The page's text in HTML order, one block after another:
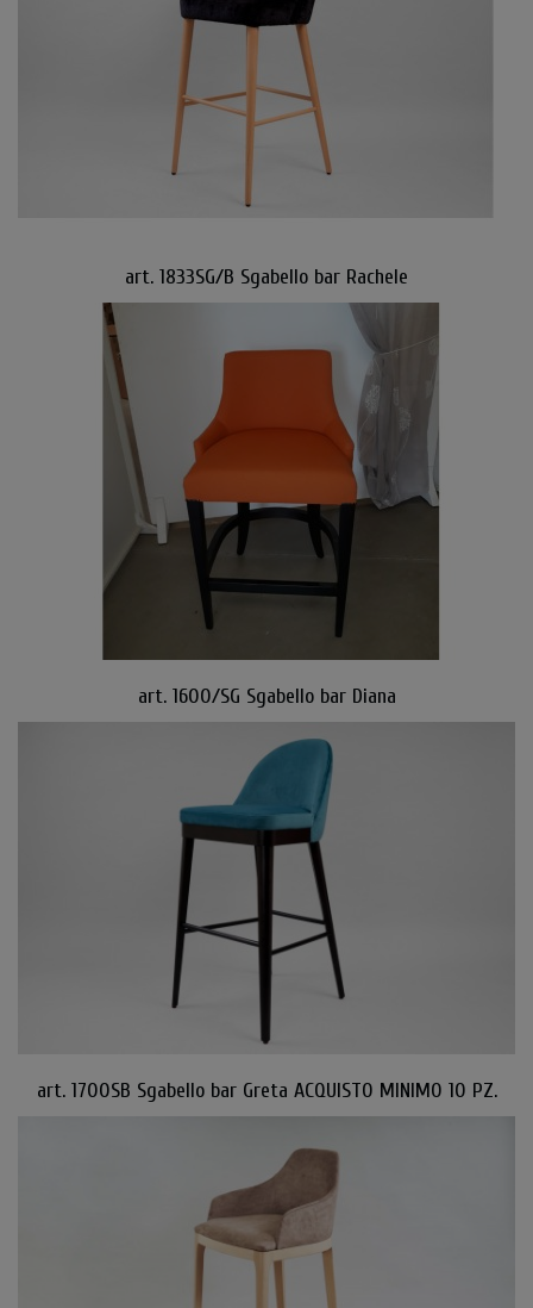
art. 1833SG/B Sgabello bar Rachele
art. 1600/SG Sgabello bar Diana
art. 1700SB Sgabello bar Greta ACQUISTO MINIMO 10 PZ.